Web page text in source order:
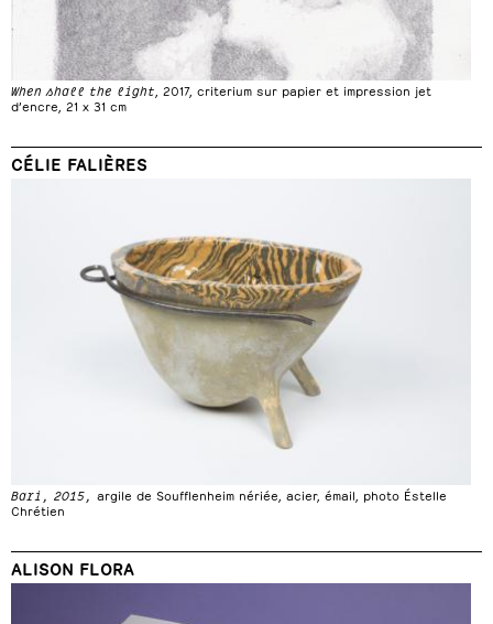
When shall the light , 2017, criterium sur papier et impression jet
d’encre, 21 x 31 cm
CÉLIE FALIÈRES
Bari, 2015, argile de Soufflenheim nériée, acier, émail, photo Éstelle
Chrétien
ALISON FLORA